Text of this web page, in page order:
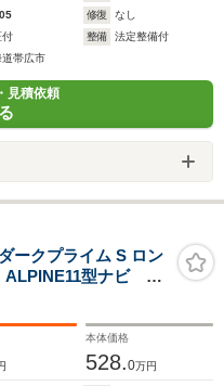
修復
なし
付 整備
法定整備付
道帯広市
見積依頼
ークプライム S ロン
ALPINE11型ナビ フ
17新品タイ
被害軽減システム
ックハイビーム ス
本体価格
528.0万円